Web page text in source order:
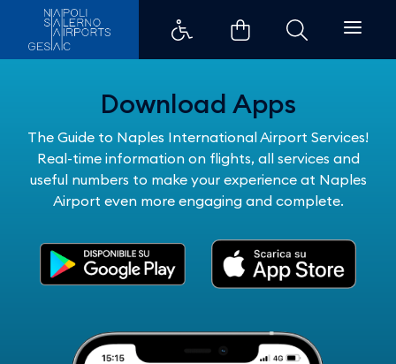
BLANK-PAGE - Aeroporti di
Download Apps
The Guide to Naples International Airport Services!
Real-time information on flights, all services and
useful numbers to make your experience at Naples
Airport even more engaging and complete.